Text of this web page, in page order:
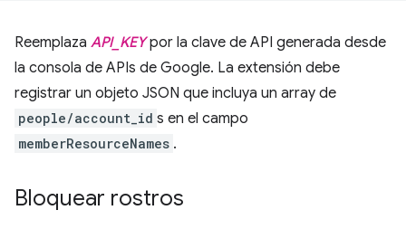
Reemplaza API_KEYpor la clave de API generada desde
la consola de APIs de Google. La extensión debe
registrar un objeto JSON que incluya un array de
people/account_id s en el campo
memberResourceNames .
Bloquear rostros